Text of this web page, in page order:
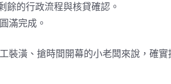
餘的行政流程與核貸確認。
滿完成。
裝潢、搶時間開幕的小老闆來說，確